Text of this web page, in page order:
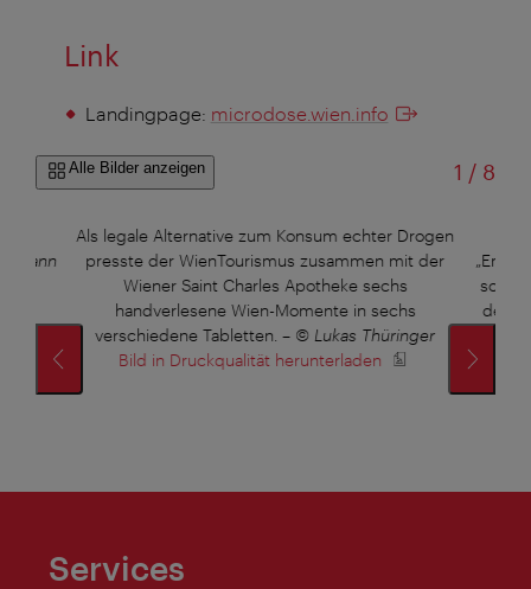
Link
Landingpage: microdose.wien.info
Alle Bilder anzeigen 1 /von
8
Als legale Alternative zum Konsum echter Drogen
presste der WienTourismus zusammen mit der
Wiener Saint Charles Apotheke sechs
handverlesene Wien-Momente in sechs
verschiedene Tabletten. – © Lukas Thüringer
Bild in Druckqualität herunterladen
so
der
Services